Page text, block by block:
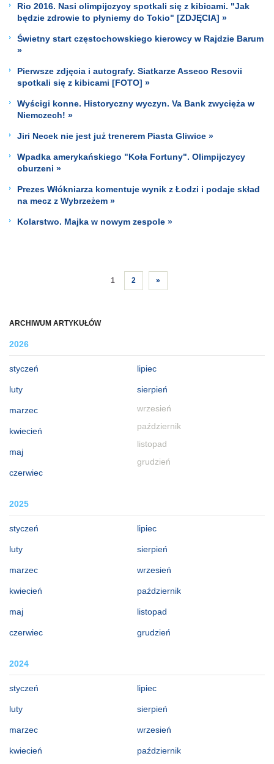
ARCHIWUM ARTYKUŁÓW
2026
styczeń
luty
marzec
kwiecień
maj
czerwiec
lipiec
sierpień
wrzesień
październik
listopad
grudzień
2025
styczeń
luty
marzec
kwiecień
maj
czerwiec
lipiec
sierpień
wrzesień
październik
listopad
grudzień
2024
styczeń
luty
marzec
kwiecień
lipiec
sierpień
wrzesień
październik
Rio 2016. Nasi olimpijczycy spotkali się z kibicami. "Jak
będzie zdrowie to płyniemy do Tokio" [ZDJĘCIA] »
Świetny start częstochowskiego kierowcy w Rajdzie Barum
»
Pierwsze zdjęcia i autografy. Siatkarze Asseco Resovii
spotkali się z kibicami [FOTO] »
Wyścigi konne. Historyczny wyczyn. Va Bank zwycięża w
Niemczech! »
Jiri Necek nie jest już trenerem Piasta Gliwice »
Wpadka amerykańskiego "Koła Fortuny". Olimpijczycy
oburzeni »
Prezes Włókniarza komentuje wynik z Łodzi i podaje skład
na mecz z Wybrzeżem »
Kolarstwo. Majka w nowym zespole »
1 2 »